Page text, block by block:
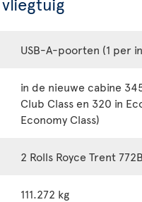
USB-A-poorten (1 per
in de nieuwe cabine
Club Class en 320 in
Economy Class)
2 Rolls Royce Trent 772B
111.272 kg